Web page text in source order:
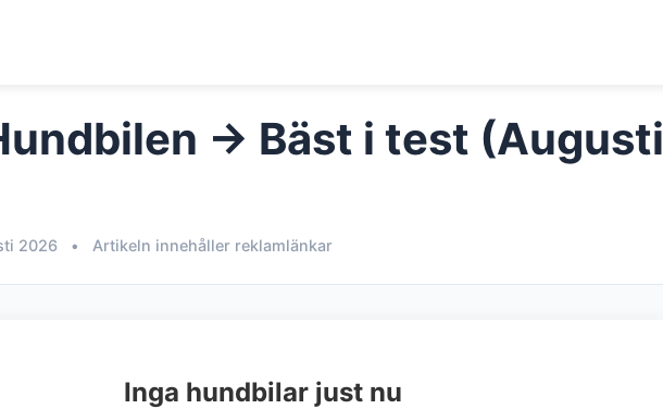
→ Bäst i test (Augusti
2026 • Artikeln innehåller reklamlänkar
Inga hundbilar just nu